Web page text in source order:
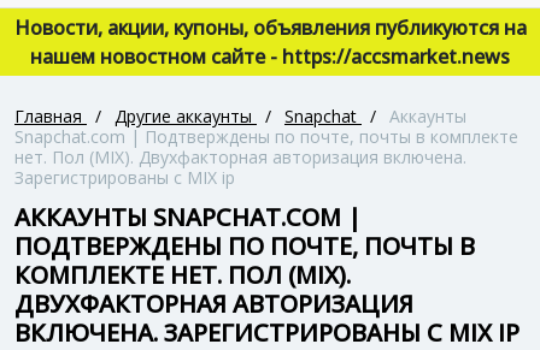
Новости, акции, купоны, объявления публикуются на
нашем новостном сайте - https://accsmarket.news
Главная / Другие аккаунты / Snapchat / Аккаунты
Snapchat.com | Подтверждены по почте, почты в комплекте
нет. Пол (MIX). Двухфакторная авторизация включена.
Зарегистрированы с MIX ip
АККАУНТЫ SNAPCHAT.COM |
ПОДТВЕРЖДЕНЫ ПО ПОЧТЕ, ПОЧТЫ В
КОМПЛЕКТЕ НЕТ. ПОЛ (MIX).
ДВУХФАКТОРНАЯ АВТОРИЗАЦИЯ
ВКЛЮЧЕНА. ЗАРЕГИСТРИРОВАНЫ С MIX IP